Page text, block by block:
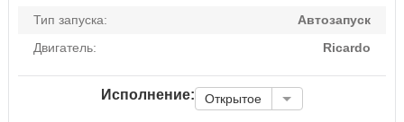
Тип запуска:
Автозапуск
Двигатель:
Ricardo
Исполнение: Открытое